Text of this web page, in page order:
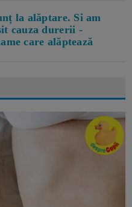
la alăptare. Si am
cauza durerii -
care alăptează